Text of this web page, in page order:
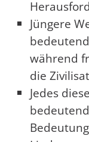
Jüngere
während
die
Jedes